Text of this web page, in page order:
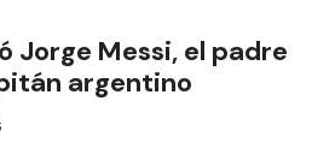
Jorge Messi, el padre
argentino